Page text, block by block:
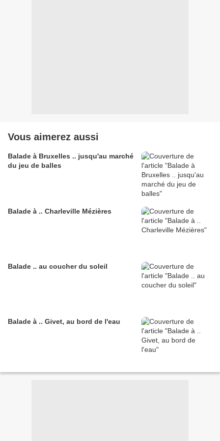
Vous aimerez aussi
Balade à Bruxelles .. jusqu'au marché
du jeu de balles
Balade à .. Charleville Mézières
Balade .. au coucher du soleil
Balade à .. Givet, au bord de l'eau